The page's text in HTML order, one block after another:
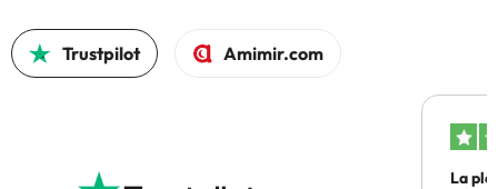
Trustpilot Amimir.com
La